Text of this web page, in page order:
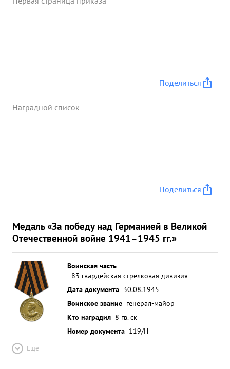
Поделиться
Наградной список
Поделиться
Медаль «За победу над Германией в Великой
Отечественной войне 1941–1945 гг.»
Воинская часть
83 гвардейская стрелковая дивизия
Дата документа 30.08.1945
Воинское звание генерал-майор
Кто наградил 8 гв. ск
Номер документа 119/Н
Ещё